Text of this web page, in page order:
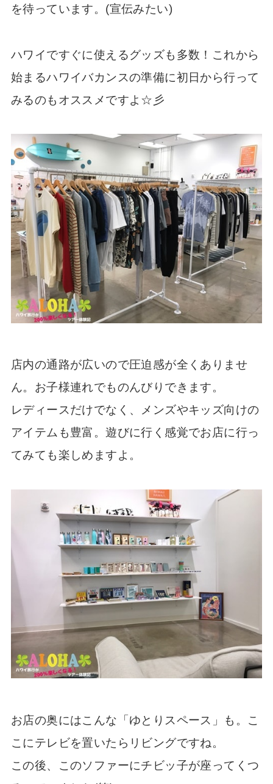
を待っています。(宣伝みたい)
ハワイですぐに使えるグッズも多数！これから
始まるハワイバカンスの準備に初日から行って
みるのもオススメですよ☆彡
店内の通路が広いので圧迫感が全くありませ
ん。お子様連れでものんびりできます。
レディースだけでなく、メンズやキッズ向けの
アイテムも豊富。遊びに行く感覚でお店に行っ
てみても楽しめますよ。
お店の奥にはこんな「ゆとりスペース」も。こ
こにテレビを置いたらリビングですね。
この後、このソファーにチビッ子が座ってくつ